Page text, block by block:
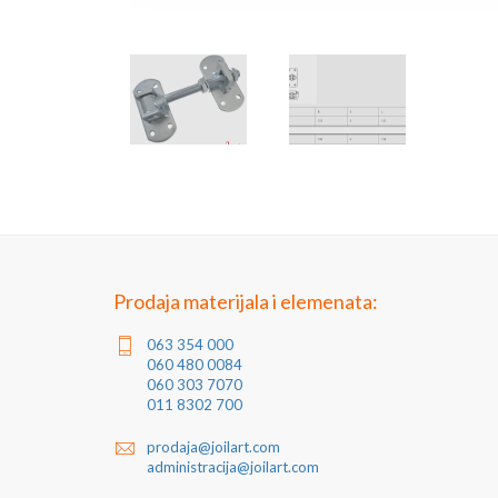
Prodaja materijala i elemenata:
063 354 000
060 480 0084
060 303 7070
011 8302 700
prodaja@joilart.com
administracija@joilart.com